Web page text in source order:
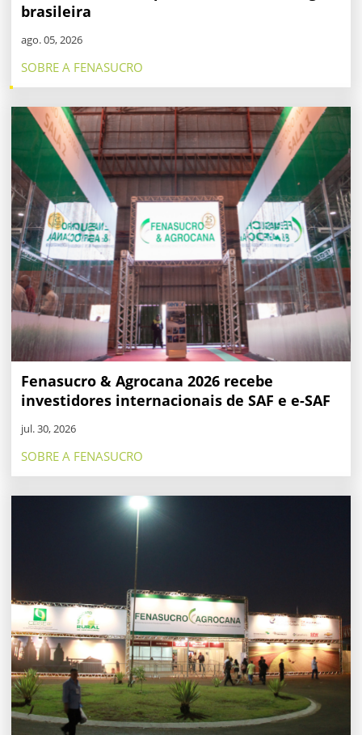
brasileira
ago. 05, 2026
SOBRE A FENASUCRO
Fenasucro & Agrocana 2026 recebe
investidores internacionais de SAF e e-SAF
jul. 30, 2026
SOBRE A FENASUCRO